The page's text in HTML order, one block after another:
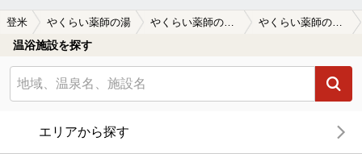
登米 やくらい薬師の湯
温浴施設を探す
エリアから探す